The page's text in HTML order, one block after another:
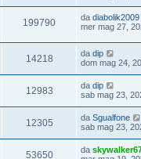
199790 da diabolik2009
mer mag 27,
14218 da dip
dom mag 24,
12983 da dip
sab mag 23,
12305 da Sgualfone
sab mag 23,
53650 da